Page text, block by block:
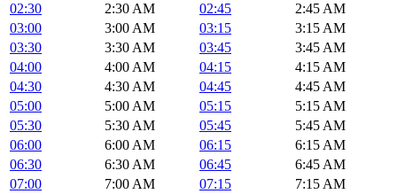
02:30
2:30 AM 02:45
2:45 AM
03:00
3:00 AM 03:15
3:15 AM
03:30
3:30 AM 03:45
3:45 AM
04:00
4:00 AM 04:15
4:15 AM
04:30
4:30 AM 04:45
4:45 AM
05:00
5:00 AM 05:15
5:15 AM
05:30
5:30 AM 05:45
5:45 AM
06:00
6:00 AM 06:15
6:15 AM
06:30
6:30 AM 06:45
6:45 AM
07:00
7:00 AM 07:15
7:15 AM